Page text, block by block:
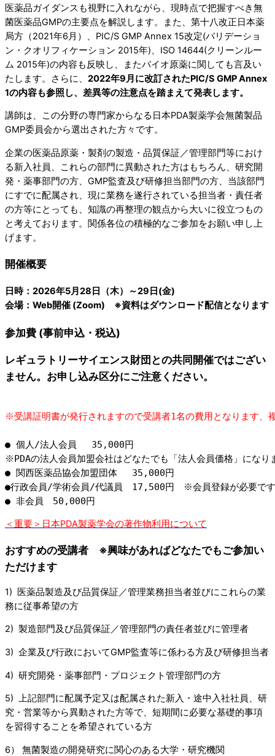
医薬品ガイダンスも視野に入れながら、現時点で把握すべき無
菌医薬品GMPの主要点を解説します。また、第十八改正日本薬
局方（2021年6月）、PIC/S GMP Annex 15改定(バリデーショ
ン・クオリフィケーション 2015年)、ISO 14644(クリーンルー
ム 2015年)の内容も反映し、またバイオ原薬に関しても言及い
たします。さらに、 2022年9月に改訂されたPIC/S GMP Annex
1の内容も参照し、差異等の注意点を踏まえて発表します。
講師は、この分野の専門家からなる日本PDA製薬学会無菌製品
GMP委員会から選出された方々です。
企業の医薬品原薬・製剤の製造・品質保証／管理部門等におけ
る新入社員、これらの部門に異動された方はもちろん、研究開
発・薬事部門の方、GMP監査及び研修担当部門の方、当該部門
にすでに配属され、現に業務を遂行されている担当者・責任者
の方等にとっても、知識の再整理の観点から大いに役立つもの
と考えております。関係各位の積極的なご参加をお願い申し上
げます。
開催概要
日時：2026年5月28日（木）～29日(金)
会場：Web開催 (Zoom) ※資料はダウンロード配信となります
参加費 (事前申込・税込)
レギュラトリーサイエンス財団との共同開催ではござい
ません。お申し込み区分にご注意ください。
※受講証明書が発行されますので受講者1名の費用となります、
● 個人/法人会員　 35,000円
※PDAの法人会員加盟会社はどなたでも「法人会員価格」にな
● 関西医薬品協会加盟団体　 35,000円
●行政会員/学術会員/代議員　17,500円　※会員登録が必要です
● 非会員　50,000円
＜重要＞日本PDA製薬学会の著作物利用について
おすすめの受講者 ※興味があればどなたでもご参加い
ただけます
1) 医薬品製造及び品質保証／管理業務担当者並びにこれらの業
務に従事希望の方
2) 製造部門及び品質保証／管理部門の責任者並びに管理者
3) 企業及び行政においてGMP監査等に係わる方及び研修担当者
4) 研究開発・薬事部門・プロジェクト管理部門の方
5) 上記部門に配属予定又は配属された新入・途中入社社員、研
究・営業等から異動された方等で、短期間に必要な基礎的事項
を習得することを希望されている方
6） 無菌製造の開発研究に関心のある大学・研究機関